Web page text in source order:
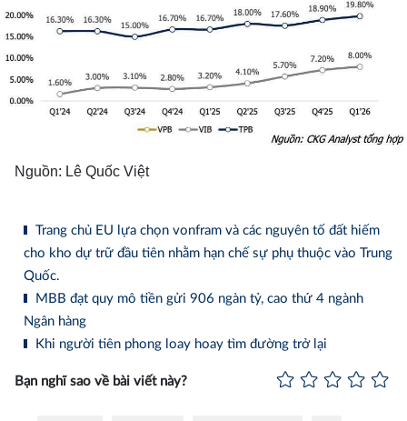
Nguồn: Lê Quốc Việt
Trang chủ EU lựa chọn vonfram và các nguyên tố đất hiếm
cho kho dự trữ đầu tiên nhằm hạn chế sự phụ thuộc vào Trung
Quốc.
MBB đạt quy mô tiền gửi 906 ngàn tỷ, cao thứ 4 ngành
Ngân hàng
Khi người tiên phong loay hoay tìm đường trở lại
Bạn nghĩ sao về bài viết này?